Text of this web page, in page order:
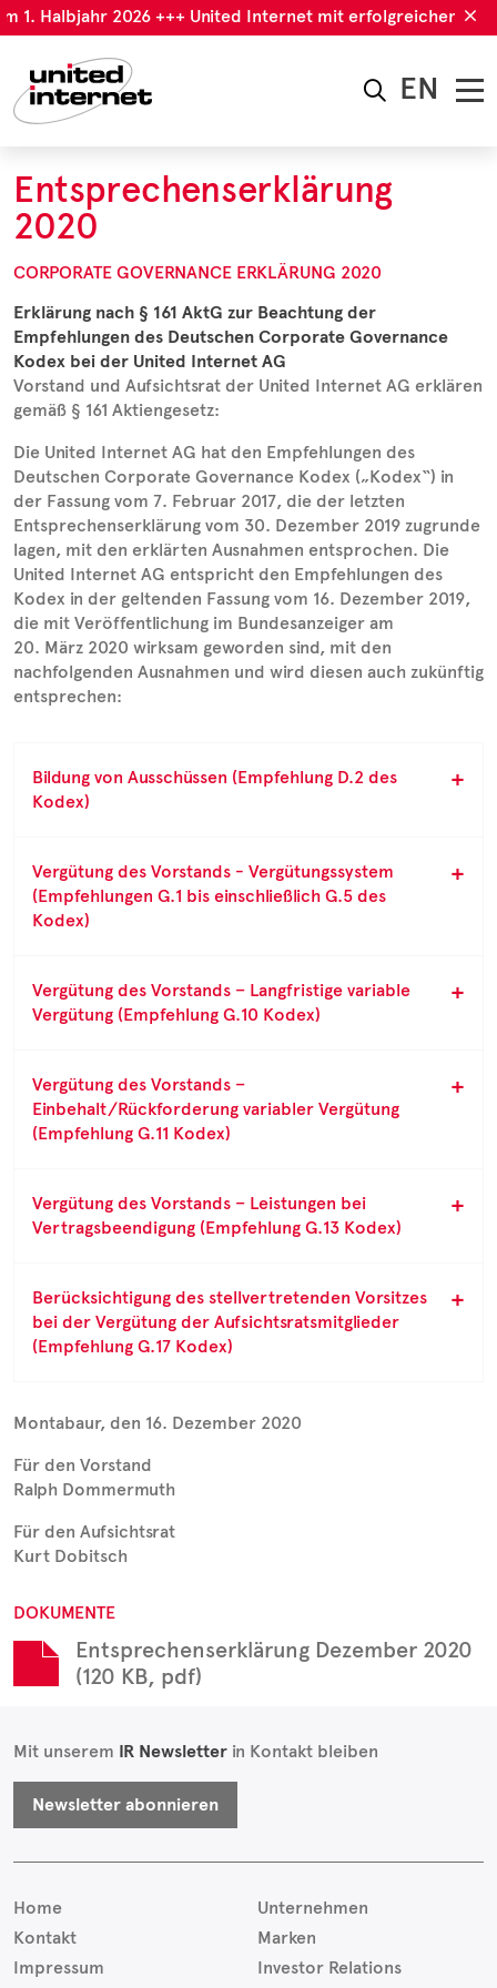
Halbjahr 2026 +++ United Internet mit erfolgreichem 1.
EN
Entsprechenserklärung
2020
CORPORATE GOVERNANCE ERKLÄRUNG 2020
Erklärung nach § 161 AktG zur Beachtung der
Empfehlungen des Deutschen Corporate Governance
Kodex bei der United Internet AG
Vorstand und Aufsichtsrat der United Internet AG erklären
gemäß § 161 Aktiengesetz:
Die United Internet AG hat den Empfehlungen des
Deutschen Corporate Governance Kodex („Kodex“) in
der Fassung vom 7. Februar 2017, die der letzten
Entsprechenserklärung vom 30. Dezember 2019 zugrunde
lagen, mit den erklärten Ausnahmen entsprochen. Die
United Internet AG entspricht den Empfehlungen des
Kodex in der geltenden Fassung vom 16. Dezember 2019,
die mit Veröffentlichung im Bundesanzeiger am
20. März 2020 wirksam geworden sind, mit den
nachfolgenden Ausnahmen und wird diesen auch zukünftig
entsprechen:
Bildung von Ausschüssen (Empfehlung D.2 des
Kodex)
Vergütung des Vorstands - Vergütungssystem
(Empfehlungen G.1 bis einschließlich G.5 des
Kodex)
Vergütung des Vorstands – Langfristige variable
Vergütung (Empfehlung G.10 Kodex)
Vergütung des Vorstands –
Einbehalt/Rückforderung variabler Vergütung
(Empfehlung G.11 Kodex)
Vergütung des Vorstands – Leistungen bei
Vertragsbeendigung (Empfehlung G.13 Kodex)
Berücksichtigung des stellvertretenden Vorsitzes
bei der Vergütung der Aufsichtsratsmitglieder
(Empfehlung G.17 Kodex)
Montabaur, den 16. Dezember 2020
Für den Vorstand
Ralph Dommermuth
Für den Aufsichtsrat
Kurt Dobitsch
DOKUMENTE
Entsprechenserklärung Dezember 2020
(120 KB, pdf)
Mit unserem IR Newsletter in Kontakt bleiben
Newsletter abonnieren
Home
Kontakt
Impressum
Unternehmen
Marken
Investor Relations